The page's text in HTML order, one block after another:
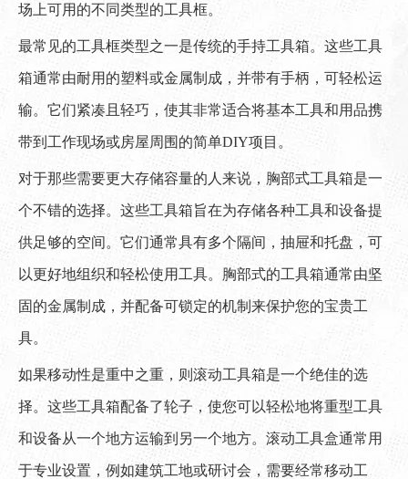
场上可用的不同类型的工具框。
最常见的工具框类型之一是传统的手持工具箱。这些工具
箱通常由耐用的塑料或金属制成，并带有手柄，可轻松运
输。它们紧凑且轻巧，使其非常适合将基本工具和用品携
带到工作现场或房屋周围的简单DIY项目。
对于那些需要更大存储容量的人来说，胸部式工具箱是一
个不错的选择。这些工具箱旨在为存储各种工具和设备提
供足够的空间。它们通常具有多个隔间，抽屉和托盘，可
以更好地组织和轻松使用工具。胸部式的工具箱通常由坚
固的金属制成，并配备可锁定的机制来保护您的宝贵工
具。
如果移动性是重中之重，则滚动工具箱是一个绝佳的选
择。这些工具箱配备了轮子，使您可以轻松地将重型工具
和设备从一个地方运输到另一个地方。滚动工具盒通常用
于专业设置，例如建筑工地或研讨会，需要经常移动工